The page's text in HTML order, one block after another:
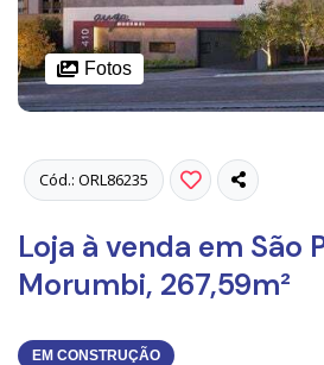
Fotos
Cód.: ORL86235
Loja à venda em São
Morumbi, 267,59m²
EM CONSTRUÇÃO